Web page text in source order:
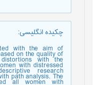
چکیده انگلیسی:
with the aim of
on the quality of
with the
with distressed
research
path analysis. The
all women with